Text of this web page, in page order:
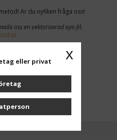
Är du nyfiken fråga oss!
oss en vektoriserad eps-fil.
x
eller privat